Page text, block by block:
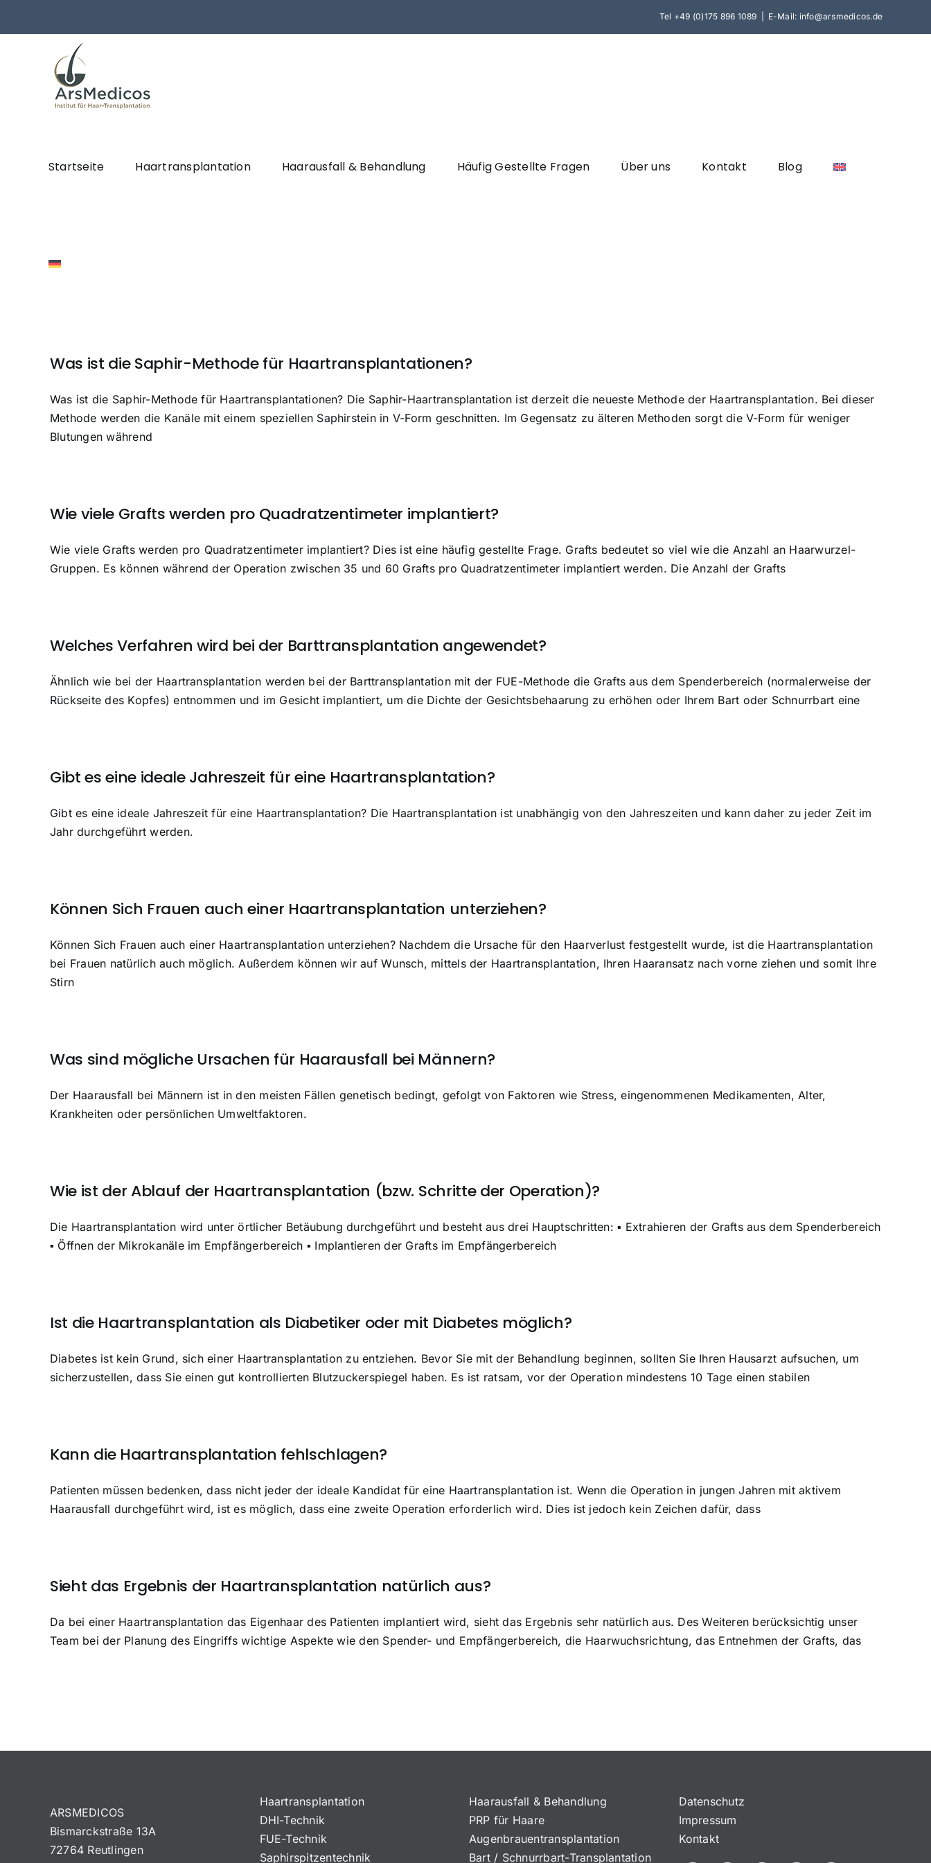
Tel +49 (0)175 896 1089 E-Mail: info@arsmedicos.de
Startseite Haartransplantation Haarausfall & Behandlung Häufig Gestellte Fragen Über uns Kontakt Blog
Was ist die Saphir-Methode für Haartransplantationen?
Was ist die Saphir-Methode für Haartransplantationen? Die Saphir-Haartransplantation ist derzeit die neueste Methode der Haartransplantation. Bei dieser
Methode werden die Kanäle mit einem speziellen Saphirstein in V-Form geschnitten. Im Gegensatz zu älteren Methoden sorgt die V-Form für weniger
Blutungen während
Wie viele Grafts werden pro Quadratzentimeter implantiert?
Wie viele Grafts werden pro Quadratzentimeter implantiert? Dies ist eine häufig gestellte Frage. Grafts bedeutet so viel wie die Anzahl an Haarwurzel-
Gruppen. Es können während der Operation zwischen 35 und 60 Grafts pro Quadratzentimeter implantiert werden. Die Anzahl der Grafts
Welches Verfahren wird bei der Barttransplantation angewendet?
Ähnlich wie bei der Haartransplantation werden bei der Barttransplantation mit der FUE-Methode die Grafts aus dem Spenderbereich (normalerweise der
Rückseite des Kopfes) entnommen und im Gesicht implantiert, um die Dichte der Gesichtsbehaarung zu erhöhen oder Ihrem Bart oder Schnurrbart eine
Gibt es eine ideale Jahreszeit für eine Haartransplantation?
Gibt es eine ideale Jahreszeit für eine Haartransplantation? Die Haartransplantation ist unabhängig von den Jahreszeiten und kann daher zu jeder Zeit im
Jahr durchgeführt werden.
Können Sich Frauen auch einer Haartransplantation unterziehen?
Können Sich Frauen auch einer Haartransplantation unterziehen? Nachdem die Ursache für den Haarverlust festgestellt wurde, ist die Haartransplantation
bei Frauen natürlich auch möglich. Außerdem können wir auf Wunsch, mittels der Haartransplantation, Ihren Haaransatz nach vorne ziehen und somit Ihre
Stirn
Was sind mögliche Ursachen für Haarausfall bei Männern?
Der Haarausfall bei Männern ist in den meisten Fällen genetisch bedingt, gefolgt von Faktoren wie Stress, eingenommenen Medikamenten, Alter,
Krankheiten oder persönlichen Umweltfaktoren.
Wie ist der Ablauf der Haartransplantation (bzw. Schritte der Operation)?
Die Haartransplantation wird unter örtlicher Betäubung durchgeführt und besteht aus drei Hauptschritten: ▪ Extrahieren der Grafts aus dem Spenderbereich
▪ Öffnen der Mikrokanäle im Empfängerbereich ▪ Implantieren der Grafts im Empfängerbereich
Ist die Haartransplantation als Diabetiker oder mit Diabetes möglich?
Diabetes ist kein Grund, sich einer Haartransplantation zu entziehen. Bevor Sie mit der Behandlung beginnen, sollten Sie Ihren Hausarzt aufsuchen, um
sicherzustellen, dass Sie einen gut kontrollierten Blutzuckerspiegel haben. Es ist ratsam, vor der Operation mindestens 10 Tage einen stabilen
Kann die Haartransplantation fehlschlagen?
Patienten müssen bedenken, dass nicht jeder der ideale Kandidat für eine Haartransplantation ist. Wenn die Operation in jungen Jahren mit aktivem
Haarausfall durchgeführt wird, ist es möglich, dass eine zweite Operation erforderlich wird. Dies ist jedoch kein Zeichen dafür, dass
Sieht das Ergebnis der Haartransplantation natürlich aus?
Da bei einer Haartransplantation das Eigenhaar des Patienten implantiert wird, sieht das Ergebnis sehr natürlich aus. Des Weiteren berücksichtig unser
Team bei der Planung des Eingriffs wichtige Aspekte wie den Spender- und Empfängerbereich, die Haarwuchsrichtung, das Entnehmen der Grafts, das
ARSMEDICOS
Bismarckstraße 13A
72764 Reutlingen
Haartransplantation
DHI-Technik
FUE-Technik
Saphirspitzentechnik
Haarausfall & Behandlung
PRP für Haare
Augenbrauentransplantation
Bart / Schnurrbart-Transplantation
Datenschutz
Impressum
Kontakt